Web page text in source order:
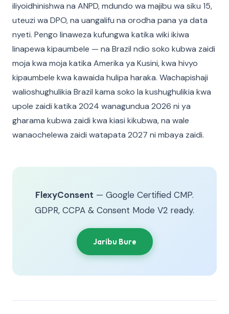
iliyoidhinishwa na ANPD, mdundo wa majibu wa siku 15,
uteuzi wa DPO, na uangalifu na orodha pana ya data
nyeti. Pengo linaweza kufungwa katika wiki ikiwa
linapewa kipaumbele — na Brazil ndio soko kubwa zaidi
moja kwa moja katika Amerika ya Kusini, kwa hivyo
kipaumbele kwa kawaida hulipa haraka. Wachapishaji
walioshughulikia Brazil kama soko la kushughulikia kwa
upole zaidi katika 2024 wanagundua 2026 ni ya
gharama kubwa zaidi kwa kiasi kikubwa, na wale
wanaochelewa zaidi watapata 2027 ni mbaya zaidi.
FlexyConsent — Google Certified CMP.
GDPR, CCPA & Consent Mode V2 ready.
Jaribu Bure